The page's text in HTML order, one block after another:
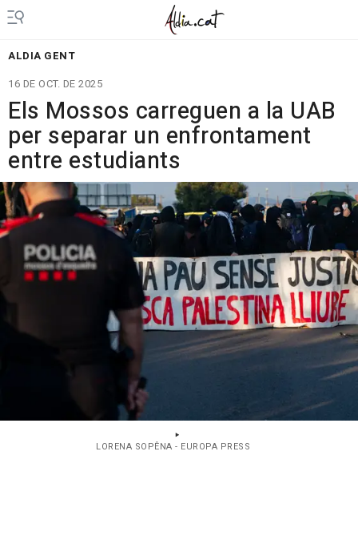
ALDIA GENT
16 DE OCT. DE 2025
Els Mossos carreguen a la UAB
per separar un enfrontament
entre estudiants
LORENA SOPÊNA - EUROPA PRESS